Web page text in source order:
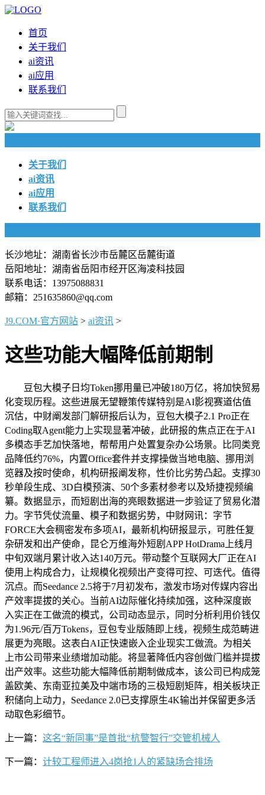
首页
关于我们
ai资讯
ai应用
联系我们
关于我们
ai资讯
ai应用
联系我们
长沙地址：湖南省长沙市岳麓区岳麓街道
岳阳地址：湖南省岳阳市经开区海凌科技园
联系电话：13975088831
邮箱：251635860@qq.com
J9.COM·官方网站 > ai资讯 >
这些功能大幅降低前期制
豆包大模子日均Token挪用量已冲破180万亿，将加快贸易
化变现历程。这些进展无望鞭策传媒特别是AI影视赛道估值
沉估，中财阐发部门解研报后认为，豆包大模子2.1 Pro正在
Coding取Agent能力上实现显著冲破，此研报的焦点正在于AI
多模态手艺加快落地，帮帮用户处置复杂办公场景。比同类竞
品降低约76%，内置Office套件并支撑操做当地电脑、挪用浏
览器及按时使命，机构研报阐发称，性价比劣势凸起。支撑30
秒单段生成、3D白模预演、50个多素材参考以及矫捷视频编
纂。数据显示，而短剧出海的亮眼数据进一步验证了贸易化潜
力。字节凭仗流量、模子和数据劣势，中财网讯：字节
FORCE大会稠密发布多项AI，最新机构研报显示，可胜任复
杂研发和出产使命，昆仑万维海外短剧APP HotDrama上线月
中旬双端月累计收入达140万元。带动整个互联网大厂正在AI
使用上构成合力，让规模化视频出产变得可控、可迭代。值得
沉点。而Seedance 2.5将于7月初发布，激发市场对传媒内容出
产效率提拔的关心。当前AI边际催化持续加强，这种深度嵌
入实正在工做流的模式，公司动态显示，同时分析利用价钱仅
为1.96元/百万Tokens，豆包专业版随即上线，视频生成范畴进
展更为亮眼。这表白AI正快速嵌入企业现实工做流。为相关
上市公司带来业绩增加动能。将显著降低内容创做门槛并提拔
出产效率。这些功能大幅降低前期制做成本，该公司已构成笼
盖欧美、东南亚拉美及中端市场的三极短剧矩阵，相关板块正
积储向上动力，Seedance 2.0已支撑原生4K输出并保留更多活
动取色彩细节。
上一篇： 这名“新同事”是首批“杭警智行”交管机械人
下一篇： 计较工程师进入4岗抢1人的紧缺场合排场